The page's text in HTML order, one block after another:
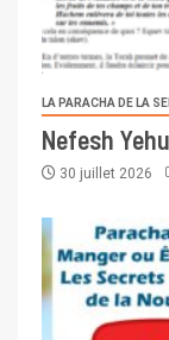
LA PARACHA DE LA
Nefesh
30 juillet 2026